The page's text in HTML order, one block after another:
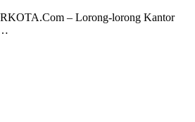
– Lorong-lorong Kantor